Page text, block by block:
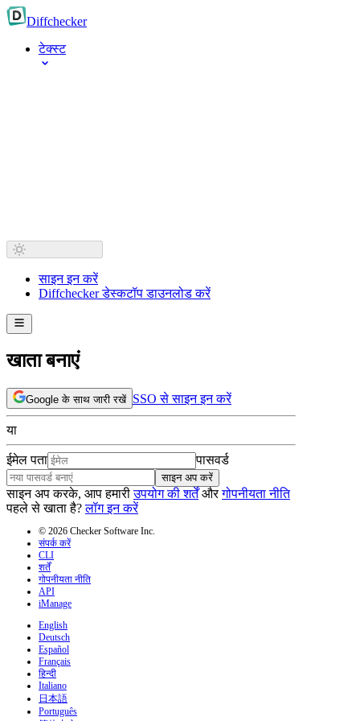
Diffchecker
टेक्स्ट
साइन इन करें
Diffchecker डेस्कटॉप डाउनलोड करें
खाता बनाएं
Google के साथ जारी रखें SSO से साइन इन करें
या
ईमेल पता पासवर्ड
साइन अप करें
साइन अप करके, आप हमारी उपयोग की शर्तें और गोपनीयता नीति
पहले से खाता है? लॉग इन करें
© 2026 Checker Software Inc.
संपर्क करें
CLI
शर्तें
गोपनीयता नीति
API
iManage
English
Deutsch
Español
Français
हिन्दी
Italiano
日本語
Português